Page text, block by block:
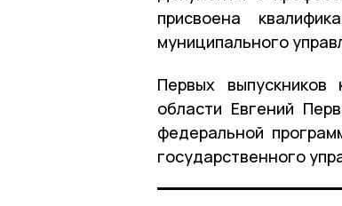
присвоена
муниципального
Первых выпускников
области Евгений
федеральной
государственного